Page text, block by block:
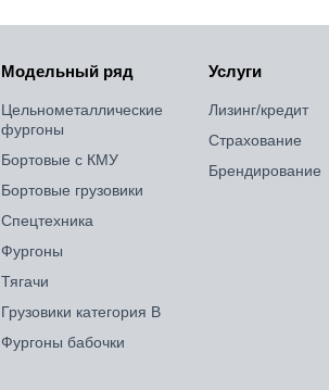
Модельный ряд
Цельнометаллические
фургоны
Бортовые с КМУ
Бортовые грузовики
Спецтехника
Фургоны
Тягачи
Грузовики категория B
Фургоны бабочки
Услуги
Лизинг/кредит
Страхование
Брендирование